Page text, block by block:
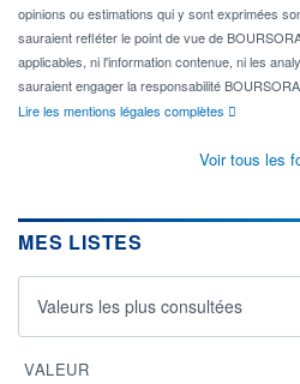
opinions ou estimations qui y sont exprimées
sauraient refléter le point de vue de
applicables, ni l'information contenue, ni les
sauraient engager la responsabilité
Lire les mentions légales complètes
Voir tous les
MES LISTES
Valeurs les plus consultées
VALEUR